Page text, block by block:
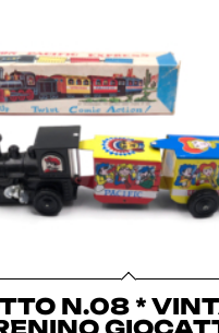
N.08 *